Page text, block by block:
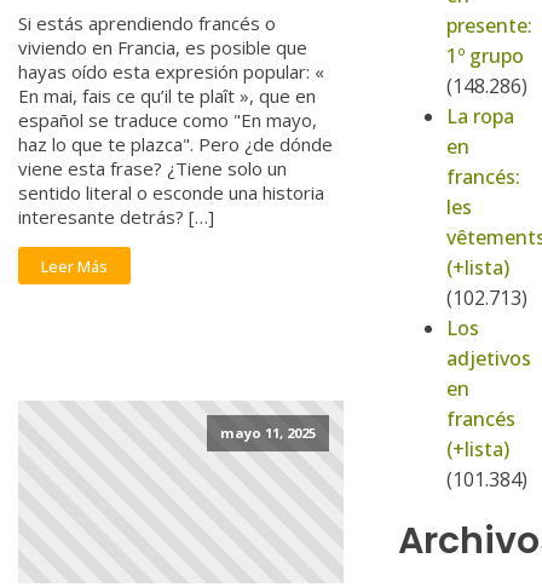
Si estás aprendiendo francés o
viviendo en Francia, es posible que
hayas oído esta expresión popular: «
En mai, fais ce qu’il te plaît », que en
español se traduce como "En mayo,
haz lo que te plazca". Pero ¿de dónde
viene esta frase? ¿Tiene solo un
sentido literal o esconde una historia
interesante detrás? […]
Leer Más
mayo 11, 2025
presente:
1º grupo
(148.286)
La ropa
en
francés:
les
(+lista)
(102.713)
Los
adjetivos
en
francés
(+lista)
(101.384)